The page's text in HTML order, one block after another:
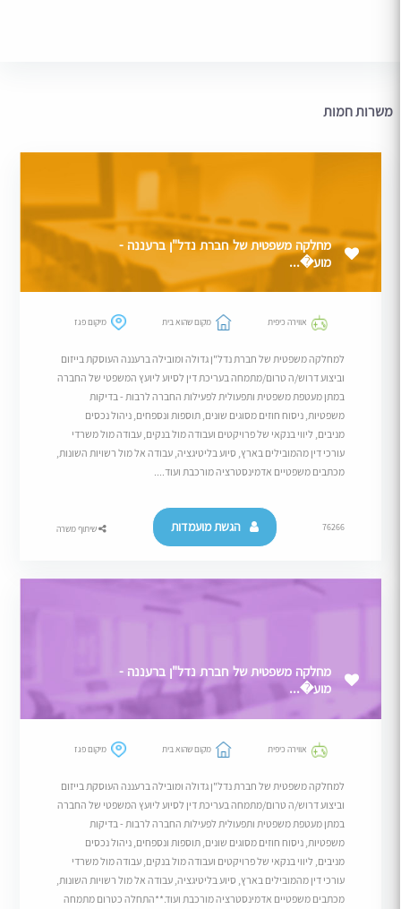
משרות חמות
מחלקה משפטית של חברת נדל"ן ברעננה -
מוע�...
אווירה כיפית מקום שהוא בית מיקום פגז
למחלקה משפטית של חברת נדל"ן גדולה ומובילה ברעננה העוסקת בייזום
וביצוע דרוש/ה טרום/מתמחה בעריכת דין לסיוע ליועץ המשפטי של החברה
במתן מעטפת משפטית ותפעולית לפעילות החברה לרבות - בדיקות
משפטיות, ניסוח חוזים מסוגים שונים, תוספות ונספחים, ניהול נכסים
מניבים, ליווי בנקאי של פרויקטים ועבודה מול בנקים, עבודה מול משרדי
עורכי דין מהמובילים בארץ, סיוע בליטיגציה, עבודה אל מול רשויות השונות,
מכתבים משפטיים אדמינסטרציה מורכבת ועוד....
76266 הגשת מועמדות שיתוף משרה
מחלקה משפטית של חברת נדל"ן ברעננה -
מוע�...
אווירה כיפית מקום שהוא בית מיקום פגז
למחלקה משפטית של חברת נדל"ן גדולה ומובילה ברעננה העוסקת בייזום
וביצוע דרוש/ה טרום/מתמחה בעריכת דין לסיוע ליועץ המשפטי של החברה
במתן מעטפת משפטית ותפעולית לפעילות החברה לרבות - בדיקות
משפטיות, ניסוח חוזים מסוגים שונים, תוספות ונספחים, ניהול נכסים
מניבים, ליווי בנקאי של פרויקטים ועבודה מול בנקים, עבודה מול משרדי
עורכי דין מהמובילים בארץ, סיוע בליטיגציה, עבודה אל מול רשויות השונות,
מכתבים משפטיים אדמינסטרציה מורכבת ועוד.**התחלה כטרום מתמחה